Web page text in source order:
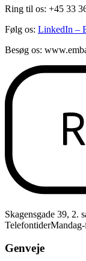
Ring til os: +45 33
Følg os: LinkedIn –
Besøg os:
Skagensgade 39, 2.
Telefontider
Genveje